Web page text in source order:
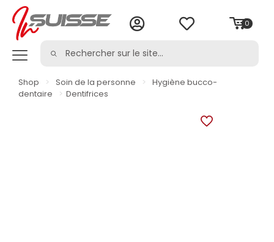
0
Shop > Soin de la personne >
Hygiène bucco-
dentaire
> Dentifrices